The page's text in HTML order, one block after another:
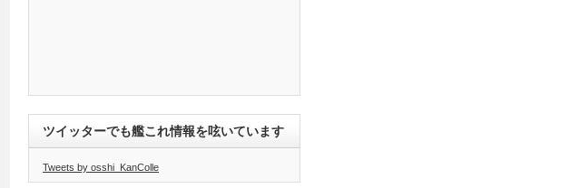
ツイッターでも艦これ情報を呟いています
Tweets by osshi_KanColle